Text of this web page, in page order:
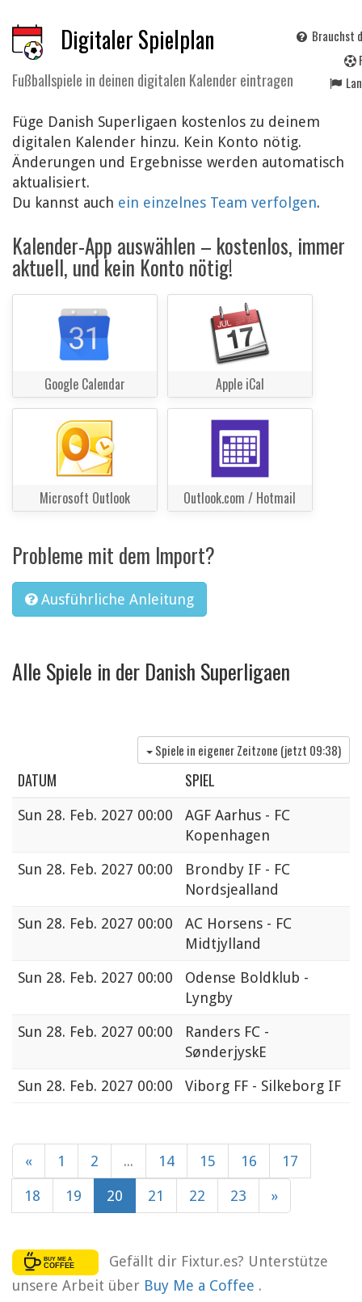
Digitaler Spielplan
Fußballspiele in deinen digitalen Kalender eintragen
Brauchst
Füge Danish Superligaen kostenlos zu deinem
digitalen Kalender hinzu. Kein Konto nötig.
Änderungen und Ergebnisse werden automatisch
aktualisiert.
Du kannst auch ein einzelnes Team verfolgen.
Kalender-App auswählen – kostenlos, immer
aktuell, und kein Konto nötig!
Google Calendar Apple iCal
Microsoft Outlook Outlook.com / Hotmail
Probleme mit dem Import?
Ausführliche Anleitung
Alle Spiele in der Danish Superligaen
Spiele in eigener Zeitzone (jetzt 09:38)
DATUM SPIEL
Sun 28. Feb. 2027 00:00
AGF Aarhus - FC
Kopenhagen
Sun 28. Feb. 2027 00:00
Brondby IF - FC
Nordsjealland
Sun 28. Feb. 2027 00:00
AC Horsens - FC
Midtjylland
Sun 28. Feb. 2027 00:00
Odense Boldklub -
Lyngby
Sun 28. Feb. 2027 00:00
Randers FC -
SønderjyskE
Sun 28. Feb. 2027 00:00 Viborg FF - Silkeborg IF
« 1 2 ... 14 15 16 17
18 19 20 21 22 23 »
Gefällt dir Fixtur.es? Unterstütze
unsere Arbeit über Buy Me a Coffee .